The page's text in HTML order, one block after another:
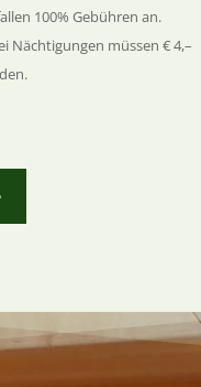
100% Gebühren an.
Nächtigungen müssen € 4,–